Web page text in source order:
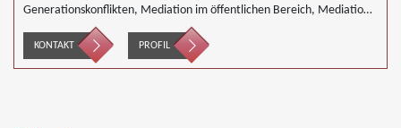
Generationskonflikten, Mediation im öffentlichen Bereich, Mediation
bei Team- und Gruppenkonflikten, Mediation von
Unternehmensnachfolgen, Nachbarschaftsmediation, Schulmediation,
Landwirtschaft Forstwirtschaft Agrar, Wirtschaftsmediation
KONTAKT PROFIL